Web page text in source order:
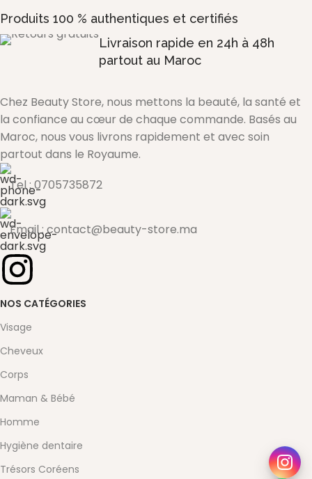
Produits 100 % authentiques et certifiés
Livraison rapide en 24h à 48h
partout au Maroc
Chez Beauty Store, nous mettons la beauté, la santé et
la confiance au cœur de chaque commande. Basés au
Maroc, nous vous livrons rapidement et avec soin
partout dans le Royaume.
Tel : 0705735872
Email : contact@beauty-store.ma
NOS CATÉGORIES
Visage
Cheveux
Corps
Maman & Bébé
Homme
Hygiène dentaire
Trésors Coréens